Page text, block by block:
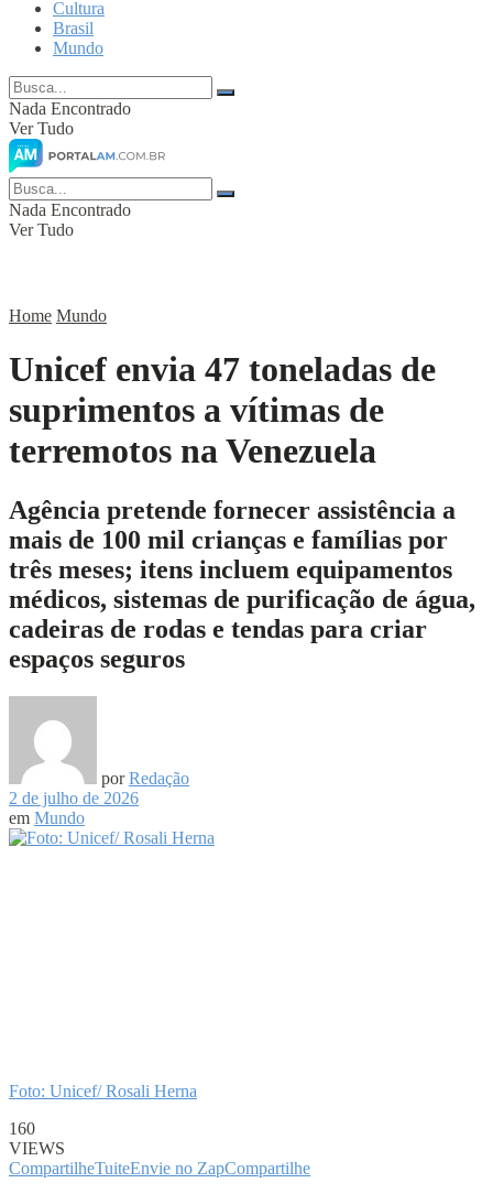
Cultura
Brasil
Mundo
Nada Encontrado
Ver Tudo
Nada Encontrado
Ver Tudo
Home Mundo
Unicef envia 47 toneladas de
suprimentos a vítimas de
terremotos na Venezuela
Agência pretende fornecer assistência a
mais de 100 mil crianças e famílias por
três meses; itens incluem equipamentos
médicos, sistemas de purificação de água,
cadeiras de rodas e tendas para criar
espaços seguros
por Redação
2 de julho de 2026
em Mundo
Foto: Unicef/ Rosali Herna
160
VIEWS
CompartilheTuiteEnvie no ZapCompartilhe